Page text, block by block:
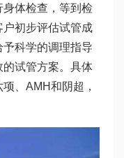
身体检查，等到检
初步评估试管成
科学的调理指导
试管方案。具体
、AMH和阴超，